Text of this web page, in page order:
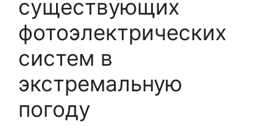
существующих
фотоэлектрических
систем в
экстремальную
погоду